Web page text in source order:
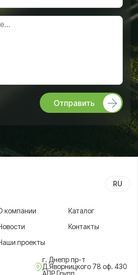
Отправить
RU
компании
Каталог
Контакты
проекты
г. Днепр пр-т
Д.Яворницкого 78 оф. 430
АПР Групп